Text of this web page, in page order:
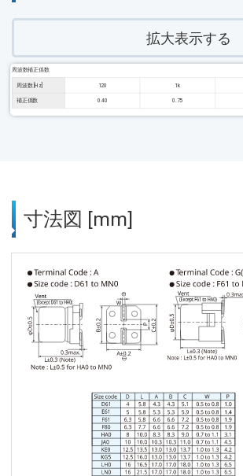
拡大表示する
周波数補正係数
周波数 [Hz] 120 1k
補正係数 0.40 0.75
寸法図 [mm]